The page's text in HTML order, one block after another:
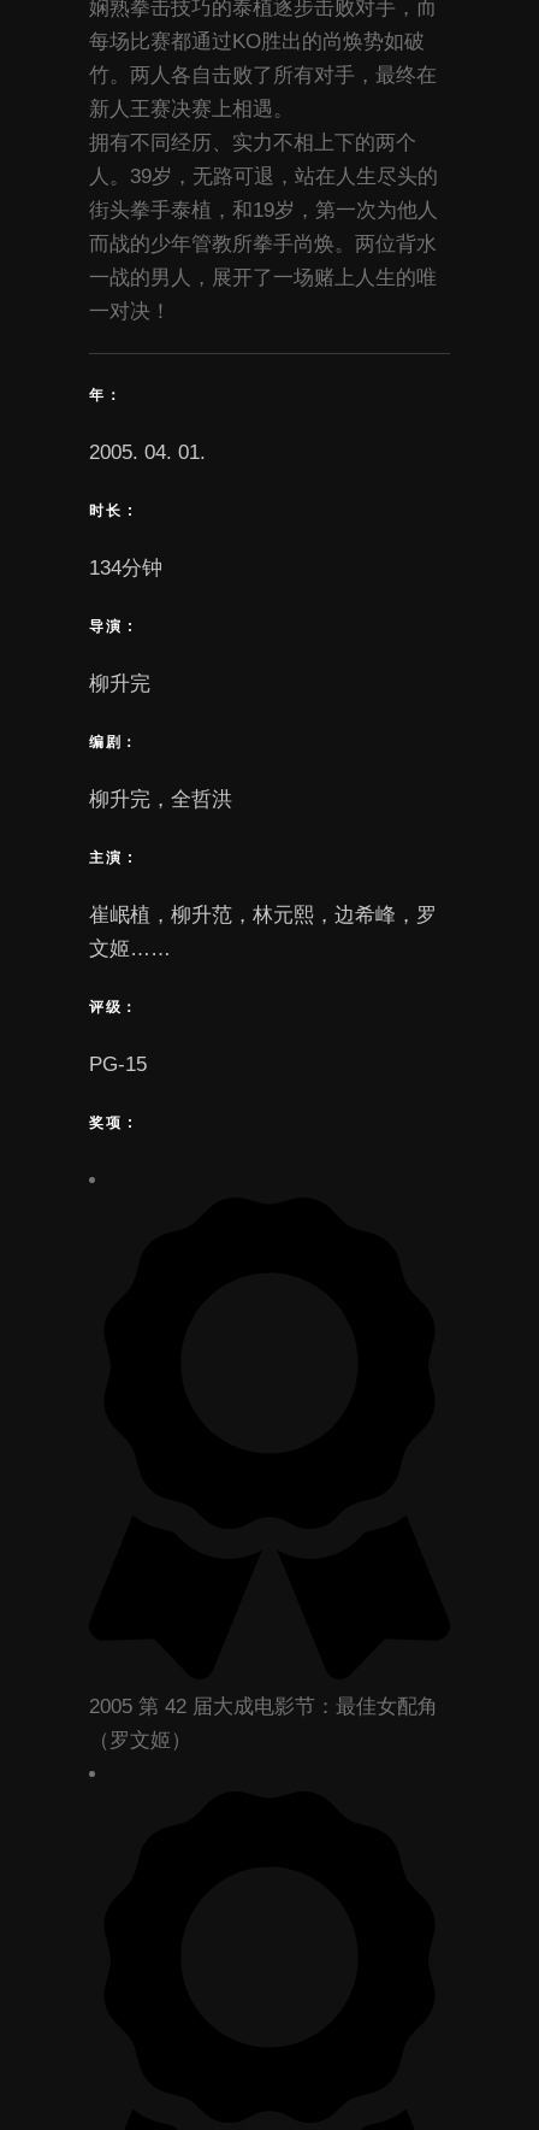
娴熟拳击技巧的泰植逐步击败对手，而
每场比赛都通过KO胜出的尚焕势如破
竹。两人各自击败了所有对手，最终在
新人王赛决赛上相遇。
拥有不同经历、实力不相上下的两个
人。39岁，无路可退，站在人生尽头的
街头拳手泰植，和19岁，第一次为他人
而战的少年管教所拳手尚焕。两位背水
一战的男人，展开了一场赌上人生的唯
一对决！
年：
2005. 04. 01.
时长 :
134分钟
导演 :
柳升完
编剧：
柳升完，全哲洪
主演 :
崔岷植，柳升范，林元熙，边希峰，罗
文姬……
评级：
PG-15
奖项 :
2005 第 42 届大成电影节：最佳女配角
（罗文姬）